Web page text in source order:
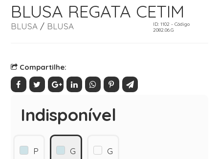
BLUSA REGATA CETIM
BLUSA/ BLUSA
ID: 1102 - Código
2082.06.G
Compartilhe:
Indisponível
P G G